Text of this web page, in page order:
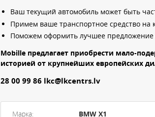
Ваш текущий автомобиль может быть
Примем ваше транспортное средство на
Поможем оформить лучшее предложение
Mobille предлагает приобрести мало-
историей от крупнейших европейских
28 00 99 86 lkc@lkcentrs.lv
Марка: BMW X1